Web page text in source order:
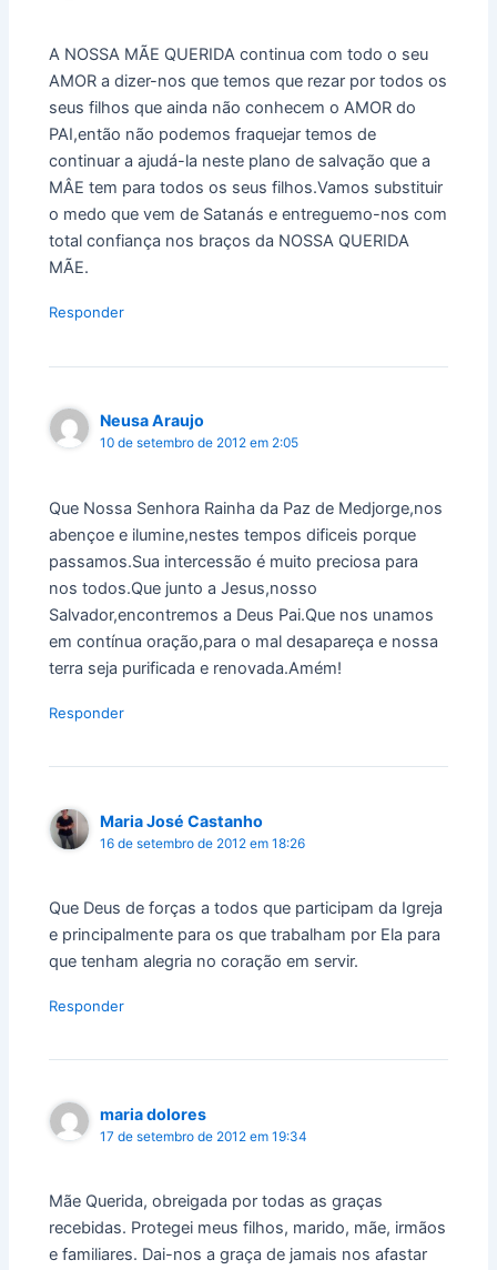
A NOSSA MÃE QUERIDA continua com todo o seu
AMOR a dizer-nos que temos que rezar por todos os
seus filhos que ainda não conhecem o AMOR do
PAI,então não podemos fraquejar temos de
continuar a ajudá-la neste plano de salvação que a
MÂE tem para todos os seus filhos.Vamos substituir
o medo que vem de Satanás e entreguemo-nos com
total confiança nos braços da NOSSA QUERIDA
MÃE.
Responder
Neusa Araujo
10 de setembro de 2012 em 2:05
Que Nossa Senhora Rainha da Paz de Medjorge,nos
abençoe e ilumine,nestes tempos dificeis porque
passamos.Sua intercessão é muito preciosa para
nos todos.Que junto a Jesus,nosso
Salvador,encontremos a Deus Pai.Que nos unamos
em contínua oração,para o mal desapareça e nossa
terra seja purificada e renovada.Amém!
Responder
Maria José Castanho
16 de setembro de 2012 em 18:26
Que Deus de forças a todos que participam da Igreja
e principalmente para os que trabalham por Ela para
que tenham alegria no coração em servir.
Responder
maria dolores
17 de setembro de 2012 em 19:34
Mãe Querida, obreigada por todas as graças
recebidas. Protegei meus filhos, marido, mãe, irmãos
e familiares. Dai-nos a graça de jamais nos afastar